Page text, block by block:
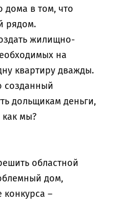
дома в том, что
рядом.
жилищно-
на
квартиру дважды.
созданный
дольщикам деньги,
как мы?
областной
дом,
конкурса –